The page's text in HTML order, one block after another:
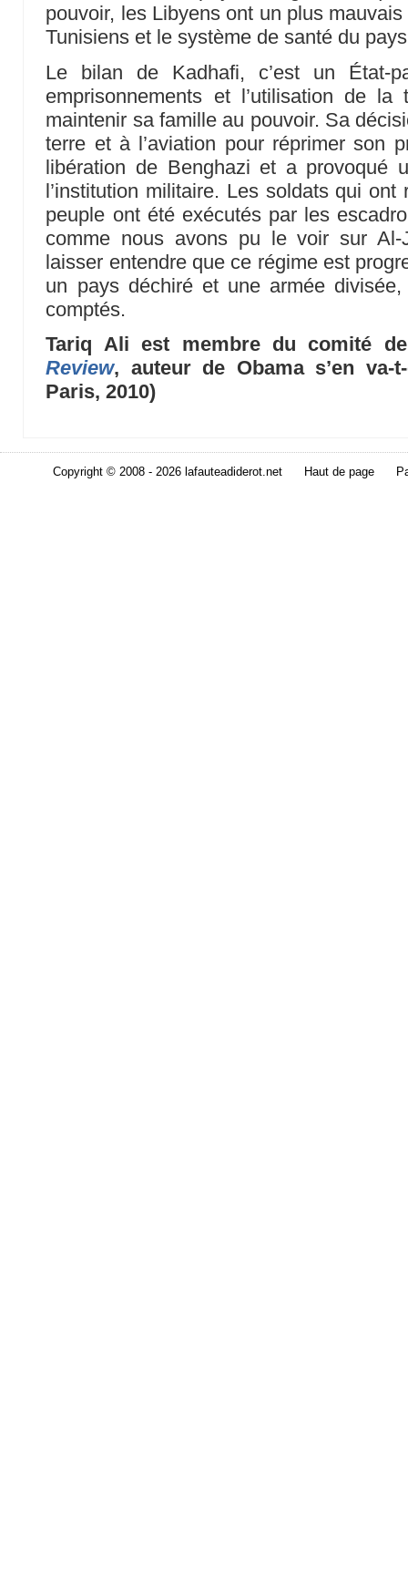
pouvoir, les Libyens ont un plus
Tunisiens et le système de santé du
Le bilan de Kadhafi, c’est un État-
emprisonnements et l’utilisation de
maintenir sa famille au pouvoir. Sa
terre et à l’aviation pour réprimer son
libération de Benghazi et a provoqué
l’institution militaire. Les soldats qui ont
peuple ont été exécutés par les
comme nous avons pu le voir sur Al-
laisser entendre que ce régime est
un pays déchiré et une armée
comptés.
Tariq Ali est membre du comité
Review, auteur de Obama s’en va-
Paris, 2010)
Copyright © 2008 - 2026 lafauteadiderot.net Haut de page